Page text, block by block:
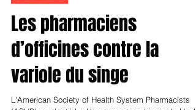
Pharmacie
Les pharmaciens
d’officines contre la